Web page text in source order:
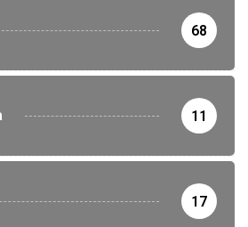
68
11
17